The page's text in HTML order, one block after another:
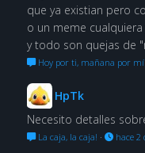
que ya existian pero
o un meme
y todo son quejas de
Hoy por ti, mañana por mí
HpTk
Necesito detalles
La caja, la caja! · hace 2